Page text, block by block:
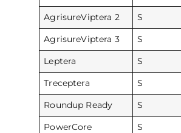
AgrisureViptera 2
S
AgrisureViptera 3
S
Leptera
S
Treceptera
S
Roundup Ready
S
PowerCore
S